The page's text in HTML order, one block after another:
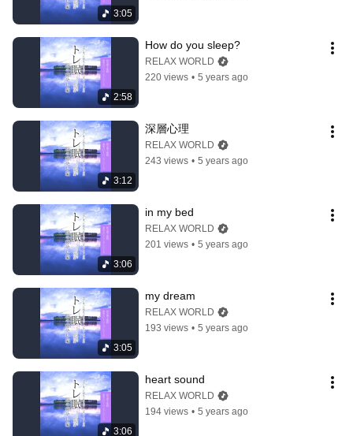
3:05
2:58
How do you sleep?
RELAX WORLD
220 views • 5 years ago
3:12
深層心理
RELAX WORLD
243 views • 5 years ago
3:06
in my bed
RELAX WORLD
201 views • 5 years ago
3:05
my dream
RELAX WORLD
193 views • 5 years ago
3:06
heart sound
RELAX WORLD
194 views • 5 years ago